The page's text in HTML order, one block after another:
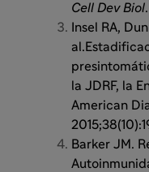
Cell Dev Biol
Insel RA,
la JDRF, la
American
Barker JM.